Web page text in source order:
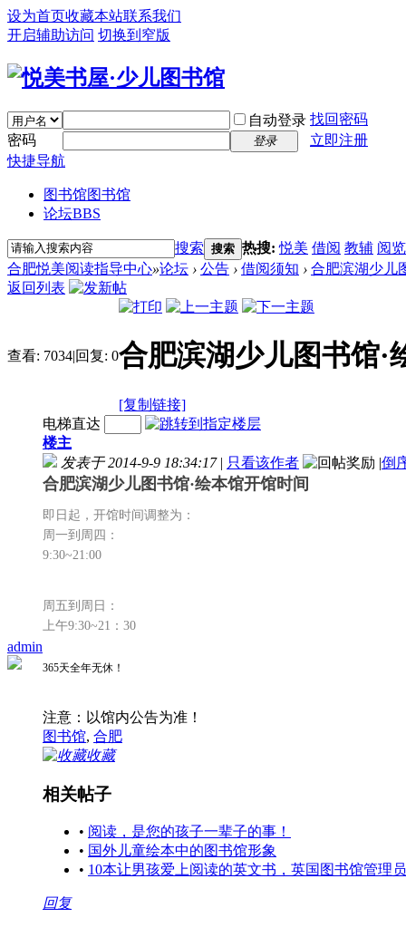
设为首页收藏本站联系我们
开启辅助访问 切换到窄版
自动登录 找回密码
密码
登录
立即注册
快捷导航
图书馆图书馆
论坛BBS
搜索 搜索 热搜:悦美 借阅 教辅 阅览
合肥悦美阅读指导中心»论坛 › 公告 › 借阅须知 › 合肥滨湖少儿
返回列表
查看: 7034|回复: 0合肥滨湖少儿图书馆·
[复制链接]
admin
电梯直达
楼主
发表于 2014-9-9 18:34:17 | 只看该作者 |倒
合肥滨湖少儿图书馆·绘本馆开馆时间
即日起，开馆时间调整为：
周一到周四：
9:30~21:00
周五到周日：
上午9:30~21：30
365天全年无休！
注意：以馆内公告为准！
图书馆, 合肥
收藏
相关帖子
• 阅读，是您的孩子一辈子的事！
• 国外儿童绘本中的图书馆形象
• 10本让男孩爱上阅读的英文书，英国图书馆管理
回复